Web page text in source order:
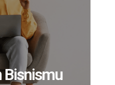
Bisnismu